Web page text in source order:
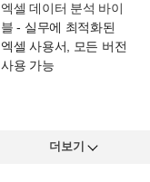
엑셀 데이터 분석 바이
블 - 실무에 최적화된
엑셀 사용서, 모든 버전
사용 가능
더보기